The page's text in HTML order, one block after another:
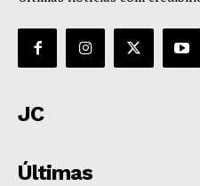
JC
Últimas